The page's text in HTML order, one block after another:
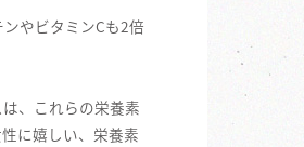
やビタミンCも2倍
、これらの栄養素
に嬉しい、栄養素